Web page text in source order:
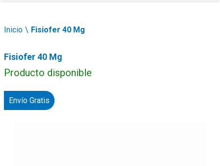
Inicio Fisiofer 40 Mg
Fisiofer 40 Mg
Producto disponible
Envío Gratis